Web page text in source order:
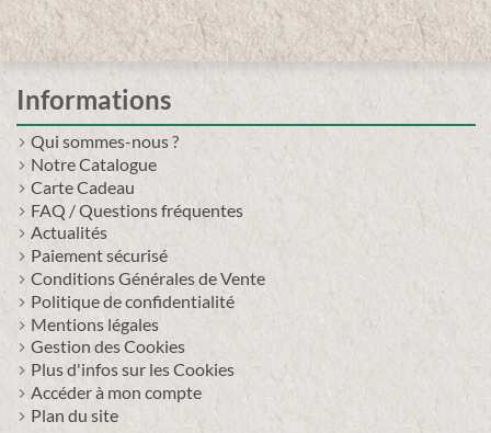
Informations
Qui sommes-nous ?
Notre Catalogue
Carte Cadeau
FAQ / Questions fréquentes
Actualités
Paiement sécurisé
Conditions Générales de Vente
Politique de confidentialité
Mentions légales
Gestion des Cookies
Plus d'infos sur les Cookies
Accéder à mon compte
Plan du site